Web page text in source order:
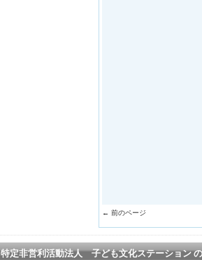
← 前のページ
特定非営利活動法人 子ども文化ステーション